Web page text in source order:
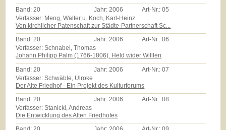
Band: 20 Jahr: 2006 Art-Nr.:05
Verfasser: Meng, Walter u. Koch, Karl-Heinz
Von kirchlicher Patenschaft zur Städte-Partnerschaft Sc...
Band:20 Jahr:2006 Art-Nr.:06
Verfasser: Schnabel, Thomas
Johann Philipp Palm (1766-1806). Held wider Willlen
Band: 20 Jahr: 2006 Art-Nr.:07
Verfasser: Schwäble, Ulroke
Der Alte Friedhof - Ein Projekt des Kulturforums
Band:20 Jahr:2006 Art-Nr.:08
Verfasser: Stanicki, Andreas
Die Entwicklung des Alten Friedhofes